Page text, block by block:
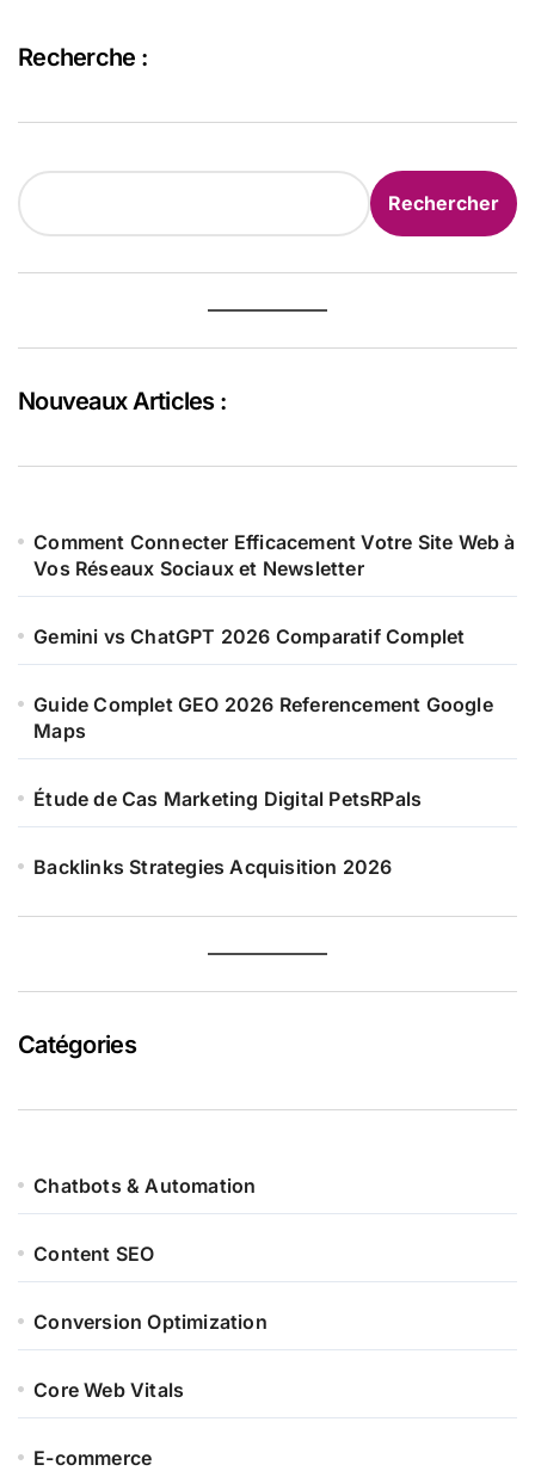
Recherche :
Rechercher
Rechercher
Nouveaux Articles :
Comment Connecter Efficacement Votre Site Web à
Vos Réseaux Sociaux et Newsletter
Gemini vs ChatGPT 2026 Comparatif Complet
Guide Complet GEO 2026 Referencement Google
Maps
Étude de Cas Marketing Digital PetsRPals
Backlinks Strategies Acquisition 2026
Catégories
Chatbots & Automation
Content SEO
Conversion Optimization
Core Web Vitals
E-commerce